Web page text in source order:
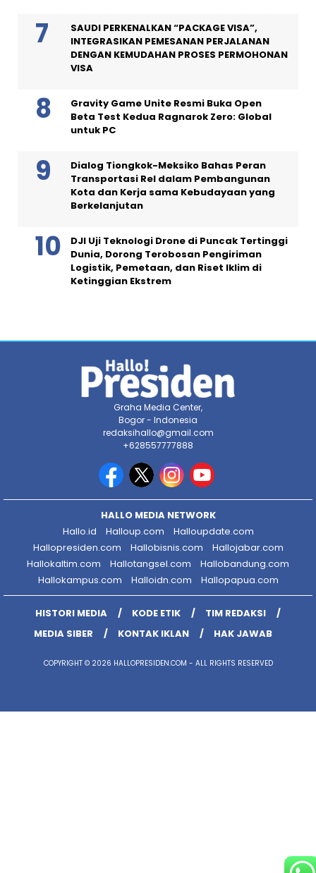
SAUDI PERKENALKAN “PACKAGE VISA”,
INTEGRASIKAN PEMESANAN PERJALANAN
DENGAN KEMUDAHAN PROSES PERMOHONAN
VISA
Gravity Game Unite Resmi Buka Open
Beta Test Kedua Ragnarok Zero: Global
untuk PC
Dialog Tiongkok-Meksiko Bahas Peran
Transportasi Rel dalam Pembangunan
Kota dan Kerja sama Kebudayaan yang
Berkelanjutan
DJI Uji Teknologi Drone di Puncak Tertinggi
Dunia, Dorong Terobosan Pengiriman
Logistik, Pemetaan, dan Riset Iklim di
Ketinggian Ekstrem
Graha Media Center,
Bogor - Indonesia
redaksihallo@gmail.com
+628557777888
HALLO MEDIA NETWORK
Hallo.id
Halloup.com
Halloupdate.com
Hallopresiden.com
Hallobisnis.com
Hallojabar.com
Hallokaltim.com
Hallotangsel.com
Hallobandung.com
Hallokampus.com
Halloidn.com Hallopapua.com
HISTORI MEDIA KODE ETIK
TIM REDAKSI
MEDIA SIBER
KONTAK IKLAN HAK JAWAB
COPYRIGHT © 2026 HALLOPRESIDEN.COM - ALL RIGHTS RESERVED